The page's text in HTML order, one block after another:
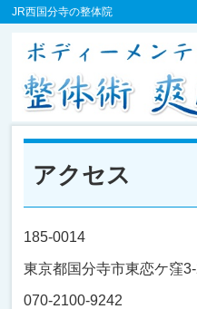
JR西国分寺の整体院
アクセス
185-0014
東京都国分寺市東恋ケ窪
070-2100-9242